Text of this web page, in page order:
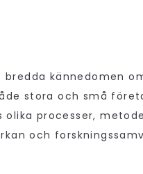
kännedomen
stora och små
processer,
och